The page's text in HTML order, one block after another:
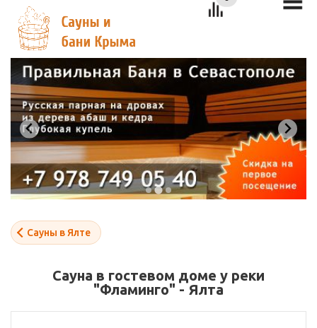
Сауны в Ялте
Сауна в гостевом доме у реки
"Фламинго" - Ялта